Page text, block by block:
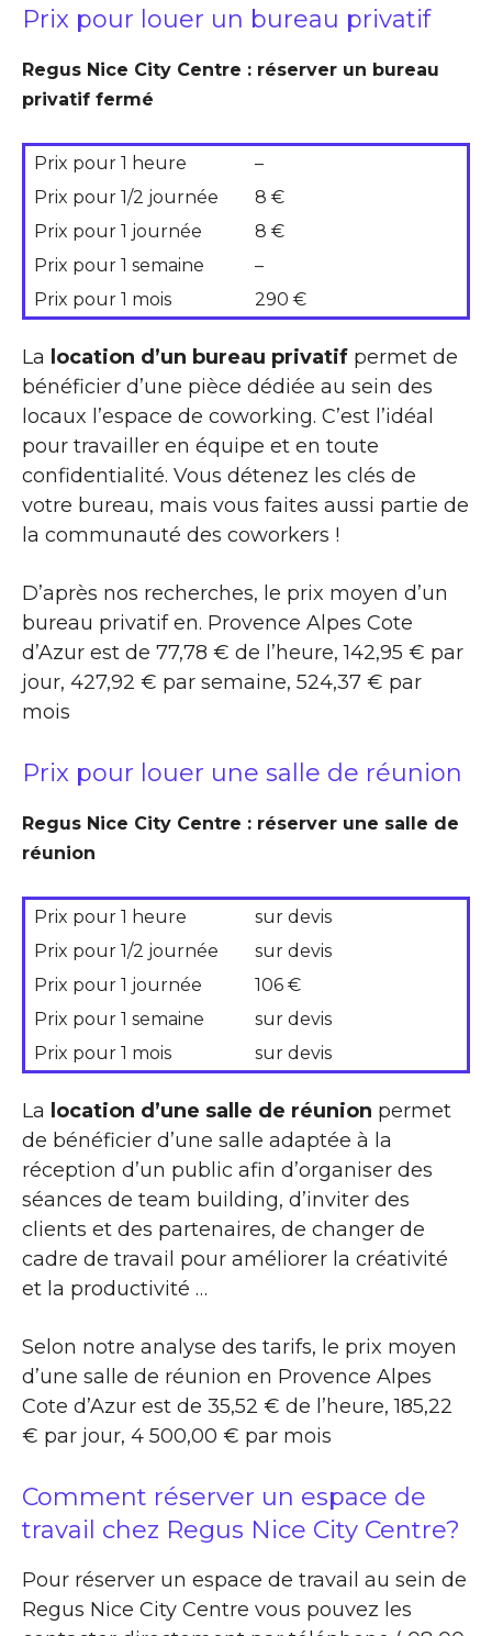
Prix pour louer un bureau privatif
Regus Nice City Centre : réserver un bureau
privatif fermé
Prix pour 1 heure
–
Prix pour 1/2 journée
8 €
Prix pour 1 journée
8 €
Prix pour 1 semaine
–
Prix pour 1 mois
290 €
La location d’un bureau privatif permet de
bénéficier d’une pièce dédiée au sein des
locaux l’espace de coworking. C’est l’idéal
pour travailler en équipe et en toute
confidentialité. Vous détenez les clés de
votre bureau, mais vous faites aussi partie de
la communauté des coworkers !
D’après nos recherches, le prix moyen d’un
bureau privatif en. Provence Alpes Cote
d’Azur est de 77,78 € de l’heure, 142,95 € par
jour, 427,92 € par semaine, 524,37 € par
mois
Prix pour louer une salle de réunion
Regus Nice City Centre : réserver une salle de
réunion
Prix pour 1 heure
sur devis
Prix pour 1/2 journée
sur devis
Prix pour 1 journée
106 €
Prix pour 1 semaine
sur devis
Prix pour 1 mois
sur devis
La location d’une salle de réunion permet
de bénéficier d’une salle adaptée à la
réception d’un public afin d’organiser des
séances de team building, d’inviter des
clients et des partenaires, de changer de
cadre de travail pour améliorer la créativité
et la productivité …
Selon notre analyse des tarifs, le prix moyen
d’une salle de réunion en Provence Alpes
Cote d’Azur est de 35,52 € de l’heure, 185,22
€ par jour, 4 500,00 € par mois
Comment réserver un espace de
travail chez Regus Nice City Centre?
Pour réserver un espace de travail au sein de
Regus Nice City Centre vous pouvez les